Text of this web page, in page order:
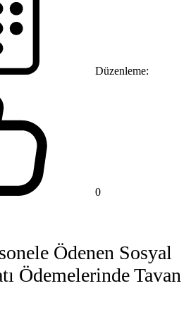
Düzenleme:
0
Ödenen Sosyal
Ödemelerinde Tavan